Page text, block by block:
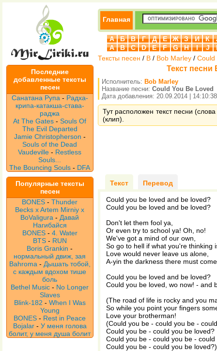
Последние
добавленные тексты
песен
Санатана Рупа - Радха-
крипа-катакша-става-
раджа
At The Gates -Souls Of
The Evil Departed
Jamie Christopherson -
Souls of the Dead
Vaudeville- Restless
Souls...
The Bouncing Souls - DFA
Популярные тексты
песен
BONES -Thunder
Becks x Artem Mirniy x
BoValigura - Давай
Нагибайся
BONES - 4. Water
BTS - RUN
Boris Grankin -
нормальный движ, зая
Bahroma - Дышать тобой,
с каждым вдохом тише
боль
Bethel Music - No Longer
Slaves
Blink-182 - When I Was
Young
BONES - Rest in Peace
Bojalar - У меня голова
болит, у меня душа болит
Главная
А Б В Г Д Е Ж З И К
A
B C D E F G H I J
Тексты песен / B / Bob Marley / Could
Текст песни
Исполнитель: Bob Marley
Название песни: Could You Be Loved
Дата добавления: 20.09.2014 | 14:10:38
Тут расположен текст песни
(клип).
Текст Перевод
Could you be loved and be loved?
Could you be loved and be loved?
Don't let them fool ya,
Or even try to school ya! Oh, no!
We've got a mind of our own,
So go to hell if what you're thinking
Love would never leave us alone,
A-yin the darkness there must
Could you be loved and be loved?
Could you be loved, wo now! - and
(The road of life is rocky and you
So while you point your fingers
Love your brotherman!
(Could you be - could you be -
Could you be - could you be loved?
Could you be - could you be -
Could you be - could you be loved?)